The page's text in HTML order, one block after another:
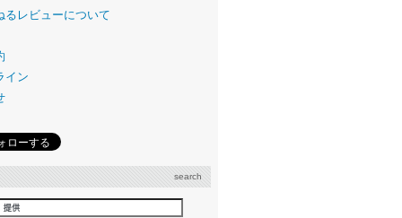
るレビューについて
イン
search